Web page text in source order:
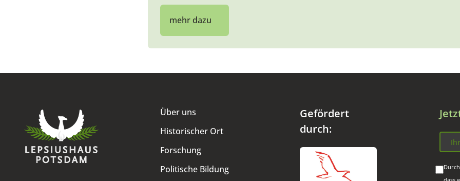
mehr dazu
Über uns
Historischer Ort
Forschung
Politische Bildung
Gefördert
durch: